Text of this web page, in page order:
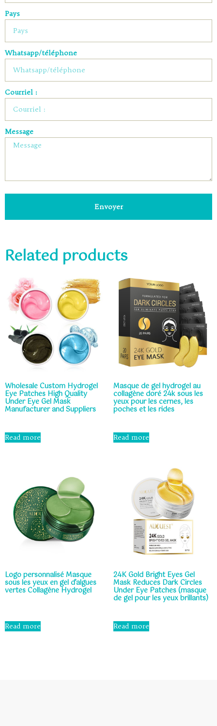
Pays
Whatsapp/téléphone
Courriel :
Message
Envoyer
Related products
Wholesale Custom Hydrogel
Eye Patches High Quality
Under Eye Gel Mask
Manufacturer and Suppliers
0
out
Read more
Masque de gel hydrogel au
collagène doré 24k sous les
yeux pour les cernes, les
poches et les rides
0
out
Read more
Logo personnalisé Masque
sous les yeux en gel d’algues
vertes Collagène Hydrogel
out
of
5
Read more
24K Gold Bright Eyes Gel
Mask Reduces Dark Circles
Under Eye Patches (masque
de gel pour les yeux brillants)
0
out
Read more